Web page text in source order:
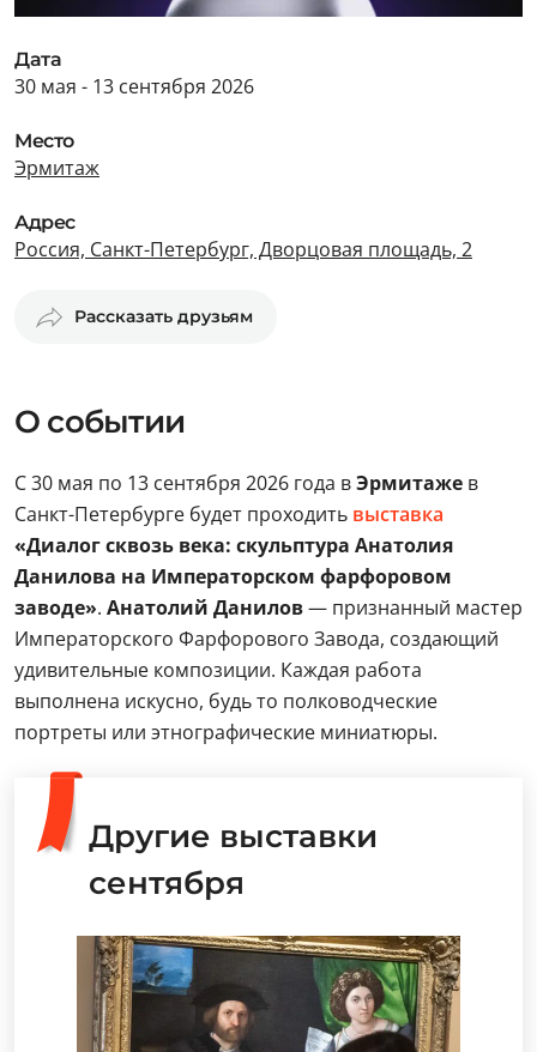
Дата
30 мая - 13 сентября 2026
Место
Эрмитаж
Адрес
Россия, Санкт-Петербург, Дворцовая площадь, 2
Рассказать друзьям
О событии
С 30 мая по 13 сентября 2026 года вЭрмитаже в
Санкт-Петербурге будет проходить выставка
«Диалог сквозь века: скульптура Анатолия
Данилова на Императорском фарфоровом
заводе». Анатолий Данилов— признанный мастер
Императорского Фарфорового Завода, создающий
удивительные композиции. Каждая работа
выполнена искусно, будь то полководческие
портреты или этнографические миниатюры.
Другие выставки
сентября